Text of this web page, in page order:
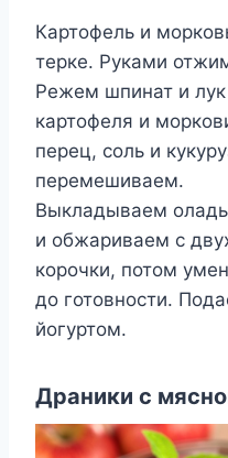
Картофель и
терке. Руками
Режем шпинат и
картофеля и
перец, соль и
перемешиваем.
Выкладываем
и обжариваем с
корочки, потом
до готовности.
йогуртом.
Драники с